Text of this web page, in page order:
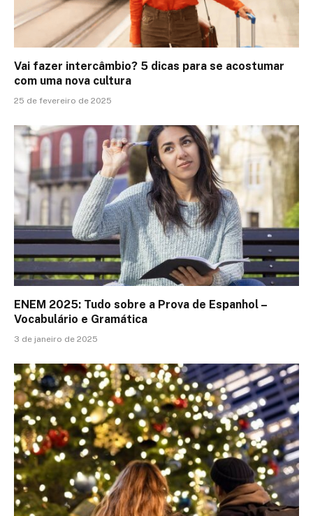
Vai fazer intercâmbio? 5 dicas para se acostumar
com uma nova cultura
25 de fevereiro de 2025
ENEM 2025: Tudo sobre a Prova de Espanhol –
Vocabulário e Gramática
3 de janeiro de 2025